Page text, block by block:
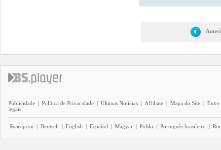
Publicidade | Política de Privacidade | Últimas Notícias | Affiliate | Mapa do Site | Entre
legais
Български | Deutsch | English | Español | Magyar | Polski | Português brasileiro |